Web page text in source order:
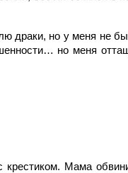
драки, но у меня не
но меня
Мама